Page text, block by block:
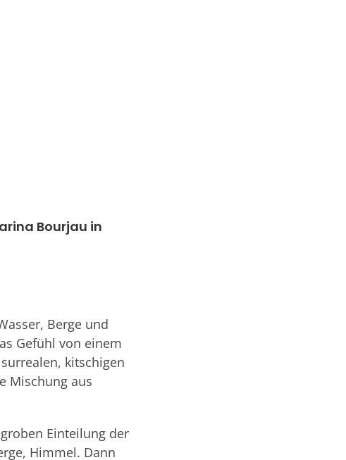
Bourjau in
Berge und
Gefühl von einem
kitschigen
Mischung aus
Einteilung der
Himmel. Dann